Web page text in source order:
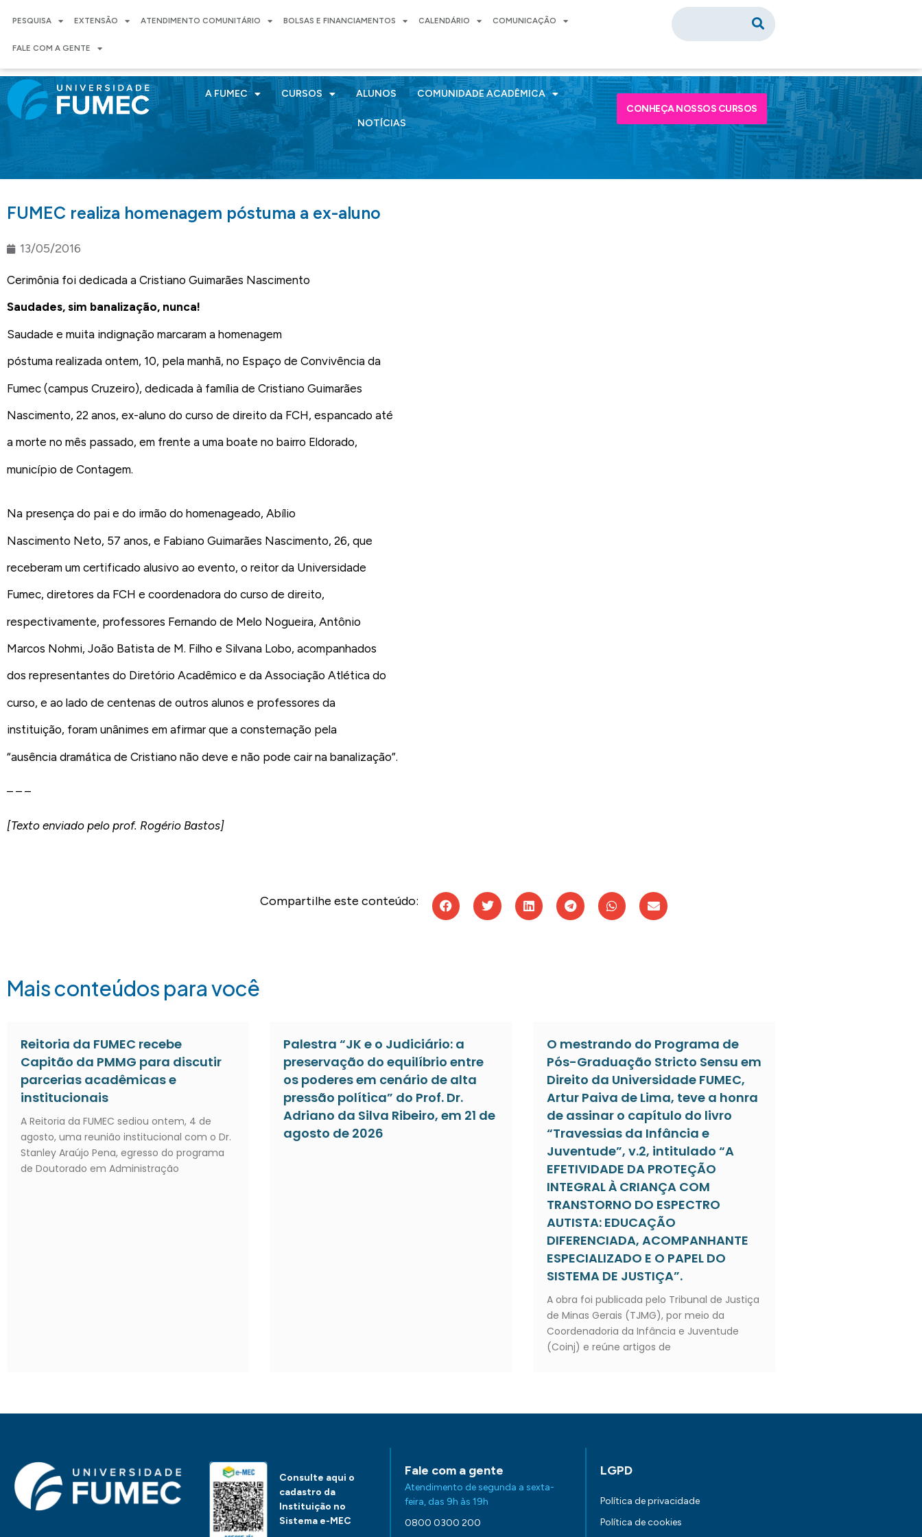
PESQUISA EXTENSÃO ATENDIMENTO COMUNITÁRIO BOLSAS E FINANCIAMENTOS CALENDÁRIO COMUNICAÇÃO
FALE COM A GENTE
A FUMEC CURSOS ALUNOS COMUNIDADE ACADÊMICA
NOTÍCIAS
CONHEÇA NOSSOS CURSOS
FUMEC realiza homenagem póstuma a ex-aluno
13/05/2016
Cerimônia foi dedicada a Cristiano Guimarães Nascimento
Saudades, sim banalização, nunca!
Saudade e muita indignação marcaram a homenagem
póstuma realizada ontem, 10, pela manhã, no Espaço de Convivência da
Fumec (campus Cruzeiro), dedicada à família de Cristiano Guimarães
Nascimento, 22 anos, ex-aluno do curso de direito da FCH, espancado até
a morte no mês passado, em frente a uma boate no bairro Eldorado,
município de Contagem.
Na presença do pai e do irmão do homenageado, Abílio
Nascimento Neto, 57 anos, e Fabiano Guimarães Nascimento, 26, que
receberam um certificado alusivo ao evento, o reitor da Universidade
Fumec, diretores da FCH e coordenadora do curso de direito,
respectivamente, professores Fernando de Melo Nogueira, Antônio
Marcos Nohmi, João Batista de M. Filho e Silvana Lobo, acompanhados
dos representantes do Diretório Acadêmico e da Associação Atlética do
curso, e ao lado de centenas de outros alunos e professores da
instituição, foram unânimes em afirmar que a consternação pela
“ausência dramática de Cristiano não deve e não pode cair na banalização”.
– – –
[Texto enviado pelo prof. Rogério Bastos]
Compartilhe este conteúdo:
Mais conteúdos para você
Reitoria da FUMEC recebe
Capitão da PMMG para discutir
parcerias acadêmicas e
institucionais
A Reitoria da FUMEC sediou ontem, 4 de
agosto, uma reunião institucional com o Dr.
Stanley Araújo Pena, egresso do programa
de Doutorado em Administração
Palestra “JK e o Judiciário: a
preservação do equilíbrio entre
os poderes em cenário de alta
pressão política” do Prof. Dr.
Adriano da Silva Ribeiro, em 21 de
agosto de 2026
O mestrando do Programa de
Pós-Graduação Stricto Sensu em
Direito da Universidade FUMEC,
Artur Paiva de Lima, teve a honra
de assinar o capítulo do livro
“Travessias da Infância e
Juventude”, v.2, intitulado “A
EFETIVIDADE DA PROTEÇÃO
INTEGRAL À CRIANÇA COM
TRANSTORNO DO ESPECTRO
AUTISTA: EDUCAÇÃO
DIFERENCIADA, ACOMPANHANTE
ESPECIALIZADO E O PAPEL DO
SISTEMA DE JUSTIÇA”.
A obra foi publicada pelo Tribunal de Justiça
de Minas Gerais (TJMG), por meio da
Coordenadoria da Infância e Juventude
(Coinj) e reúne artigos de
Consulte aqui o
cadastro da
Instituição no
Sistema e-MEC
Fale com a gente
Atendimento de segunda a sexta-
feira, das 9h às 19h
0800 0300 200
LGPD
Política de privacidade
Política de cookies